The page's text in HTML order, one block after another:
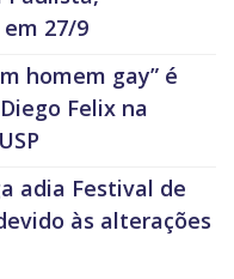
em 27/9
homem gay” é
Felix na
adia Festival de
às alterações